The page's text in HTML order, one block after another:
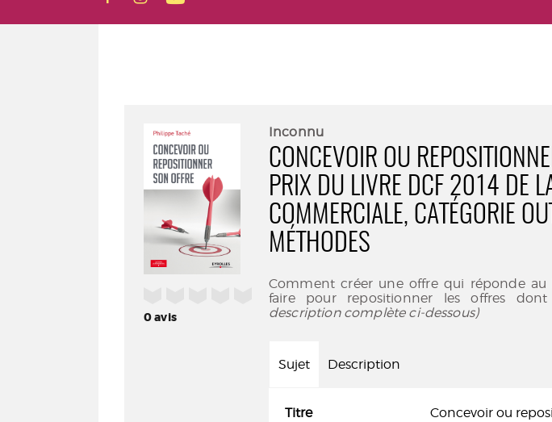
0avis
Inconnu
CONCEVOIR OU
PRIX DU LIVRE DCF 2014 DE
COMMERCIALE, CATÉGORIE
MÉTHODES
Comment créer une offre qui réponde au
faire pour repositionner les offres dont
description complète ci-dessous)
Sujet Description
Titre
Concevoir ou